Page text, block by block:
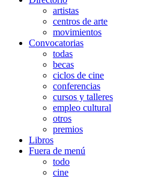
artistas
centros de arte
movimientos
Convocatorias
todas
becas
ciclos de cine
conferencias
cursos y talleres
empleo cultural
otros
premios
Libros
Fuera de menú
todo
cine